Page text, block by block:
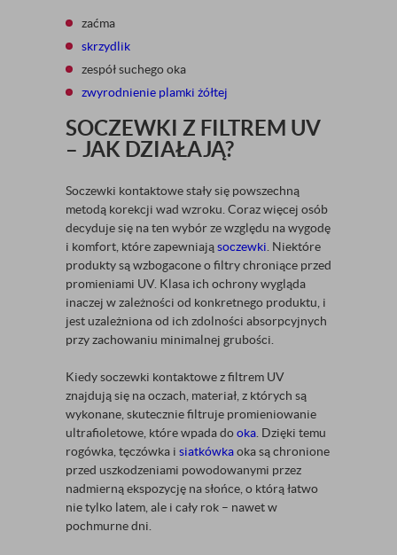
zaćma
skrzydlik
zespół suchego oka
zwyrodnienie plamki żółtej
SOCZEWKI Z FILTREM UV
– JAK DZIAŁAJĄ?
Soczewki kontaktowe stały się powszechną
metodą korekcji wad wzroku. Coraz więcej osób
decyduje się na ten wybór ze względu na wygodę
i komfort, które zapewniająsoczewki . Niektóre
produkty są wzbogacone o filtry chroniące przed
promieniami UV. Klasa ich ochrony wygląda
inaczej w zależności od konkretnego produktu, i
jest uzależniona od ich zdolności absorpcyjnych
przy zachowaniu minimalnej grubości.
Kiedy soczewki kontaktowe z filtrem UV
znajdują się na oczach, materiał, z których są
wykonane, skutecznie filtruje promieniowanie
ultrafioletowe, które wpada dooka . Dzięki temu
rogówka, tęczówka i siatkówkaoka są chronione
przed uszkodzeniami powodowanymi przez
nadmierną ekspozycję na słońce, o którą łatwo
nie tylko latem, ale i cały rok – nawet w
pochmurne dni.